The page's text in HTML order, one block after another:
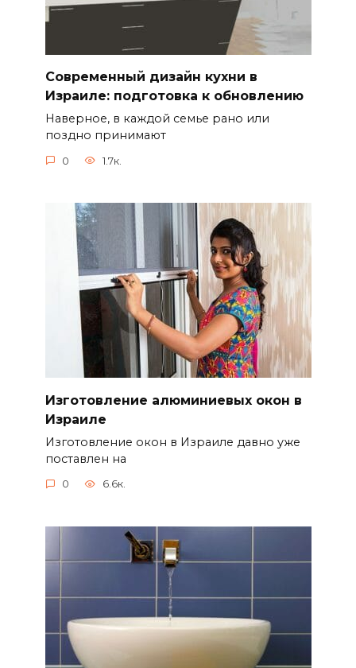
Современный дизайн кухни в
Израиле: подготовка к обновлению
Наверное, в каждой семье рано или
поздно принимают
0 1.7к.
Изготовление алюминиевых окон в
Израиле
Изготовление окон в Израиле давно уже
поставлен на
0 6.6к.